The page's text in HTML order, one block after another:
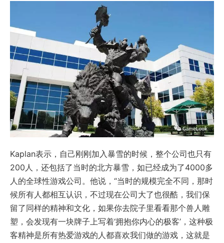
Kaplan表示，自己刚刚加入暴雪的时候，整个公司也只有
200人，还包括了当时的北方暴雪，如已经成为了4000多
人的全球性游戏公司。他说，“当时的规模完全不同，那时
候所有人都相互认识，不过现在公司大了也很酷，我们保
留了同样的精神和文化，如果你去院子里看看那个兽人雕
塑，会发现有一块牌子上写着‘拥抱你内心的极客’，这种极
客精神是所有热爱游戏的人都喜欢我们做的游戏，这就是